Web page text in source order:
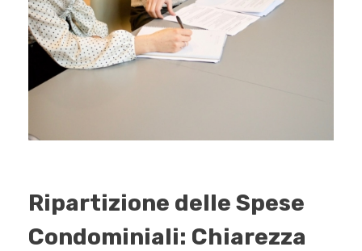
Ripartizione delle Spese
Condominiali: Chiarezza